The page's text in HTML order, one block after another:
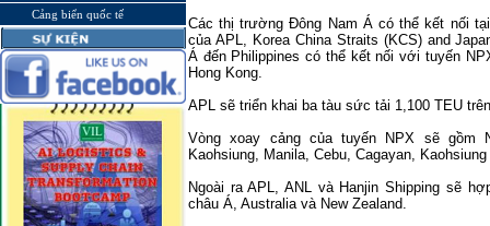
Cảng biển quốc tế
Các thị trường Đông Nam Á có thể kết nối
của APL, Korea China Straits (KCS) and
Á đến Philippines có thể kết nối với tuyến
Hong Kong.
APL sẽ triển khai ba tàu sức tải 1,100 TEU
Vòng xoay cảng của tuyến NPX sẽ gồm
Kaohsiung, Manila, Cebu, Cagayan,
Ngoài ra APL, ANL và Hanjin Shipping sẽ
châu Á, Australiavà New Zealand.